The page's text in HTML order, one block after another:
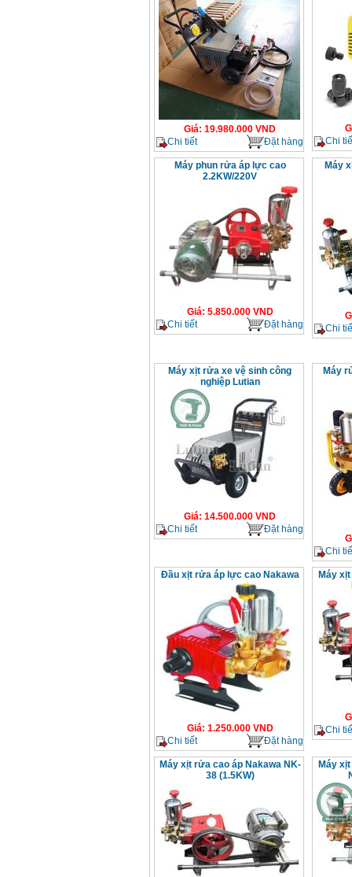
Giá: 19.980.000 VND
Chi tiết
Đặt hàng
Chi
Máy phun rửa áp lực cao
2.2KW/220V
Giá: 5.850.000VND
Chi tiết
Đặt hàng
Máy
Chi
Máy xịt rửa xe vệ sinh công
nghiệp Lutian
Giá: 14.500.000 VND
Chi tiết
Đặt hàng
Máy
Chi
Đầu xịt rửa áp lực cao Nakawa
Giá: 1.250.000VND
Chi tiết
Đặt hàng
Máy
Chi
Máy xịt rửa cao áp Nakawa NK-
38 (1.5KW)
Máy